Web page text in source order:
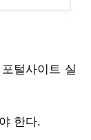
털사이트 실
한다.